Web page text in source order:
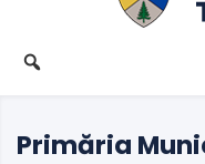
Primăria